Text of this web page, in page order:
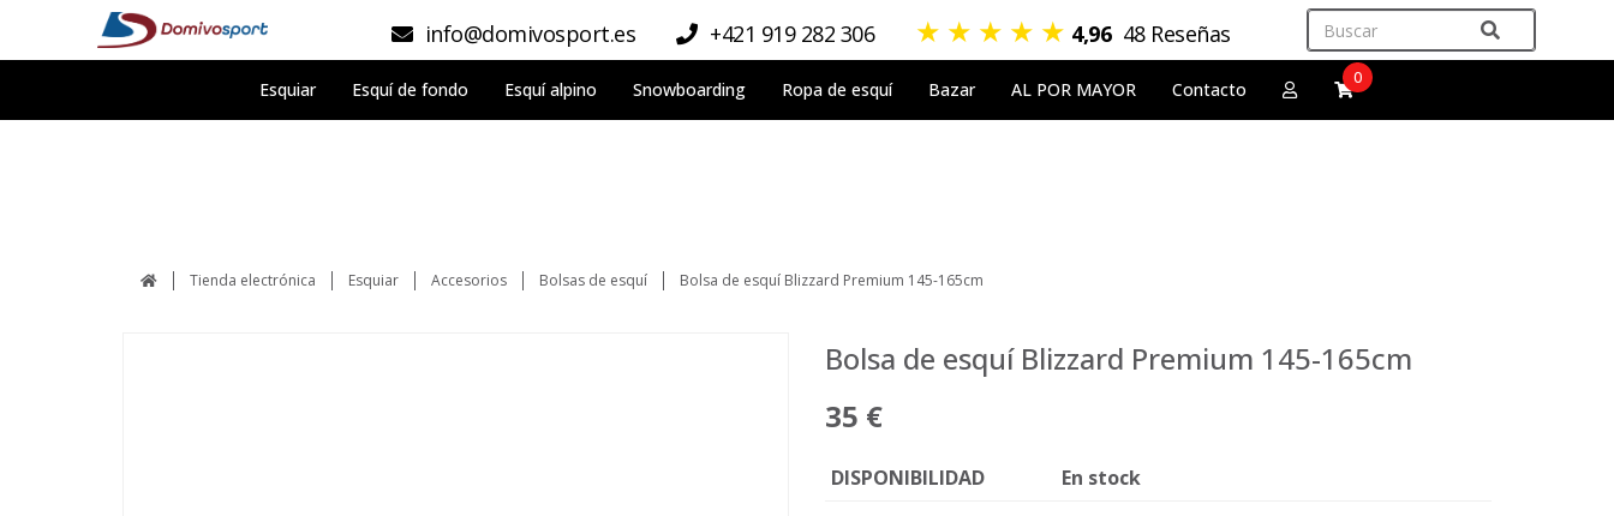
info@domivosport.es +421 919 282 306 ★ ★ ★ ★ ★ 4,96 48 Reseñas
Esquiar Esquí de fondo Esquí alpino Snowboarding Ropa de esquí Bazar AL POR MAYOR Contacto
0
Tienda electrónica Esquiar Accesorios Bolsas de esquí Bolsa de esquí Blizzard Premium 145-165cm
Bolsa de esquí Blizzard Premium 145-165cm
35 €
DISPONIBILIDAD En stock